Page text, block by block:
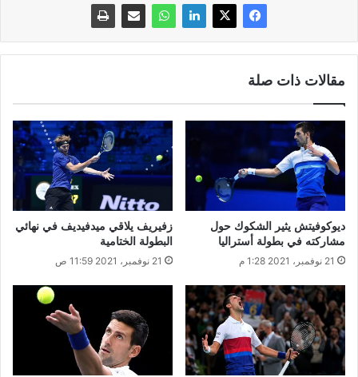
مقالات ذات صلة
ديوكوفيتش يثير الشكوك حول
مشاركته في بطولة أستراليا
21 نوفمبر، 2021 1:28 م
زفيريف يلاقي ميدفيديف في نهائي
البطولة الختامية
21 نوفمبر، 2021 11:59 ص